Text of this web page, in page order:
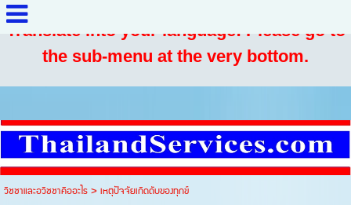
Translate into your language: Please go to
the sub-menu at the very bottom.
วิชชาและอวิชชาคืออะไร>เหตุปัจจัยเกิดดับของทุกข์